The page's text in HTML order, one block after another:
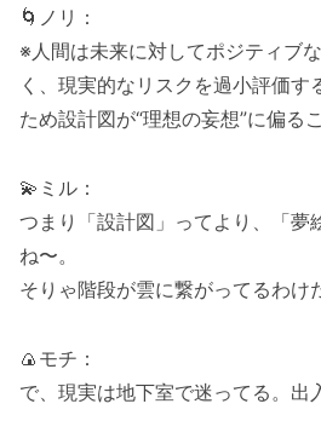
🌀ノリ：
※人間は未来に対してポジティブ
く、現実的なリスクを過小評価
ため設計図が“理想の妄想”に偏る
💫ミル：
つまり「設計図」ってより、「夢
ね〜。
そりゃ階段が雲に繋がってるわけ
🍙モチ：
で、現実は地下室で迷ってる。出